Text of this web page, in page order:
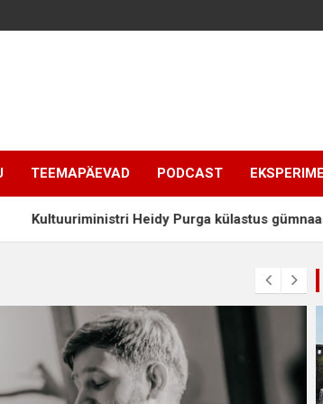
TEEMAPÄEVAD PODCAST
Kultuuriministri Heidy Purga külastus gümnaasiumis